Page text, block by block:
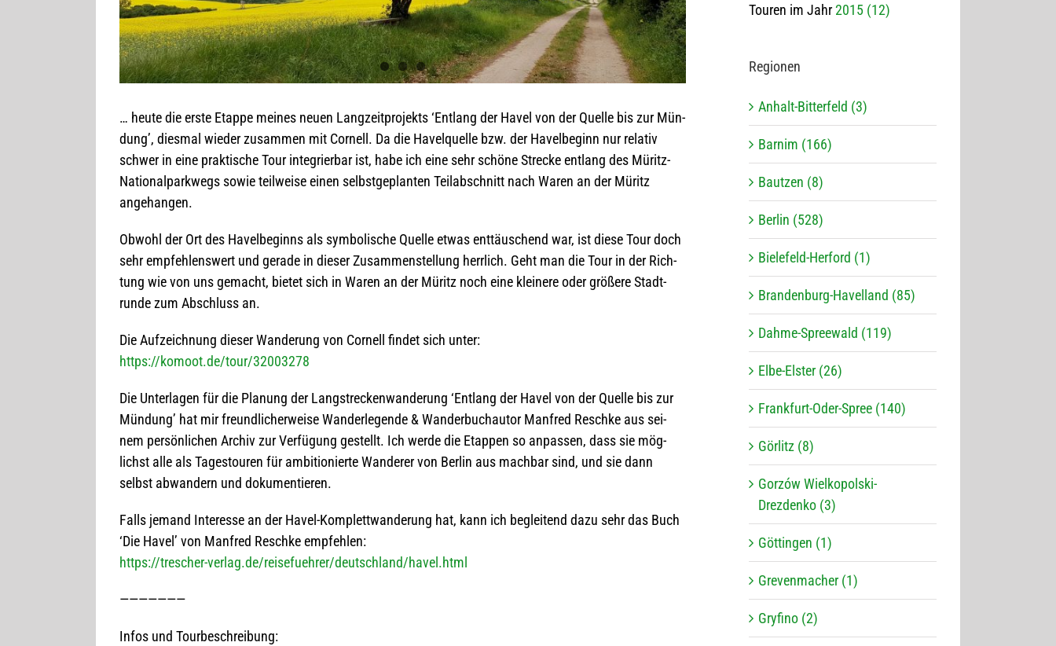
… heute die erste Etappe mei­nes neuen Lang­zeit­pro­jekts ‘Ent­lang der Havel von der Quelle bis zur Mün­
dung’, dies­mal wie­der zusam­men mit Cor­nell. Da die Havel­quelle bzw. der Havel­be­ginn nur rela­tiv
schwer in eine prak­ti­sche Tour inte­grier­bar ist, habe ich eine sehr schöne Stre­cke ent­lang des Müritz-
Natio­nal­park­wegs sowie teil­weise einen selbst­ge­plan­ten Teil­ab­schnitt nach Waren an der Müritz
angehangen.
Obwohl der Ort des Havel­be­ginns als sym­bo­li­sche Quelle etwas ent­täu­schend war, ist diese Tour doch
sehr emp­feh­lens­wert und gerade in die­ser Zusam­men­stel­lung herr­lich. Geht man die Tour in der Rich­
tung wie von uns gemacht, bie­tet sich in Waren an der Müritz noch eine klei­nere oder grö­ßere Stadt­
runde zum Abschluss an.
Die Auf­zeich­nung die­ser Wan­de­rung von Cor­nell fin­det sich unter:
https://komoot.de/tour/32003278
Die Unter­la­gen für die Pla­nung der Lang­stre­cken­wan­de­rung ‘Ent­lang der Havel von der Quelle bis zur
Mün­dung’ hat mir freund­li­cher­weise Wan­der­le­gende & Wan­der­buch­au­tor Man­fred Reschke aus sei­
nem per­sön­li­chen Archiv zur Ver­fü­gung gestellt. Ich werde die Etap­pen so anpas­sen, dass sie mög­
lichst alle als Tages­tou­ren für ambi­tio­nierte Wan­de­rer von Ber­lin aus mach­bar sind, und sie dann
selbst abwan­dern und dokumentieren.
Falls jemand Inter­esse an der Havel-Kom­plett­wan­de­rung hat, kann ich beglei­tend dazu sehr das Buch
‘Die Havel’ von Man­fred Reschke empfehlen:
https://trescher-verlag.de/reisefuehrer/deutschland/havel.html
———————
Infos und Tourbeschreibung:
Touren im Jahr2015 (12)
Regio­nen
Anhalt-Bitterfeld (3)
Barnim (166)
Bautzen (8)
Berlin (528)
Bielefeld-Herford (1)
Brandenburg-Havelland (85)
Dahme-Spreewald (119)
Elbe-Elster (26)
Frankfurt-Oder-Spree (140)
Görlitz (8)
Gorzów Wielkopolski-
Drezdenko (3)
Göttingen (1)
Grevenmacher (1)
Gryfino (2)